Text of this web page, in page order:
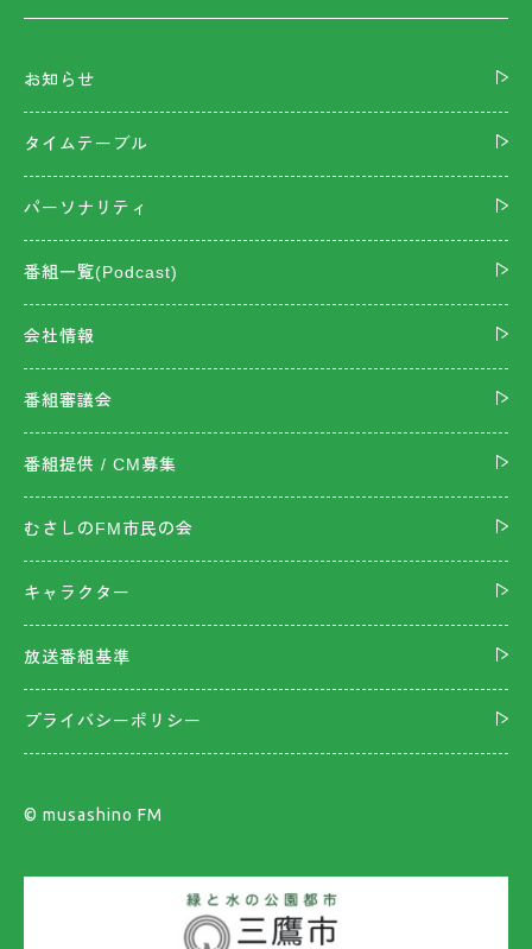
お知らせ
タイムテーブル
パーソナリティ
番組一覧(Podcast)
会社情報
番組審議会
番組提供 / CM募集
むさしのFM市民の会
キャラクター
放送番組基準
プライバシーポリシー
©︎ musashino FM